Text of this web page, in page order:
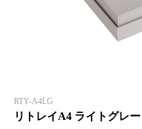
RTY-A4LG
リトレイA4 ライトグレー